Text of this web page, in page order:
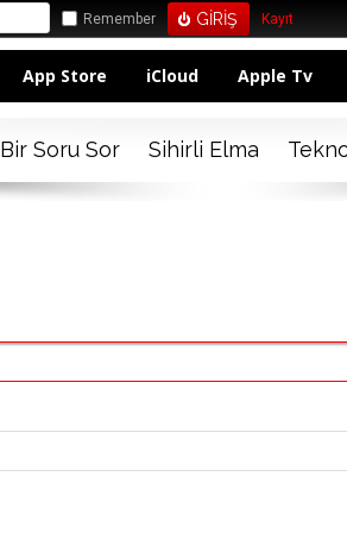
Remember Kayıt
App Store iCloud Apple Tv
Bir Soru Sor Sihirli Elma